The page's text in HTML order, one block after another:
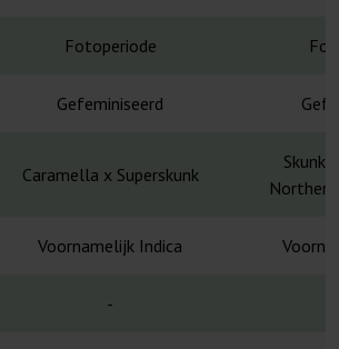
Fotoperiode
Gefeminiseerd
Caramella x Superskunk
Skunk
Voornamelijk Indica
-